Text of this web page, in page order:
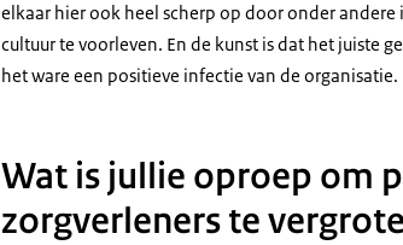
elkaar hier ook heel scherp op door onder
cultuur te voorleven. En de kunst is dat het juiste
het ware een positieve infectie van de organisatie.
Wat is jullie oproep om
zorgverleners te